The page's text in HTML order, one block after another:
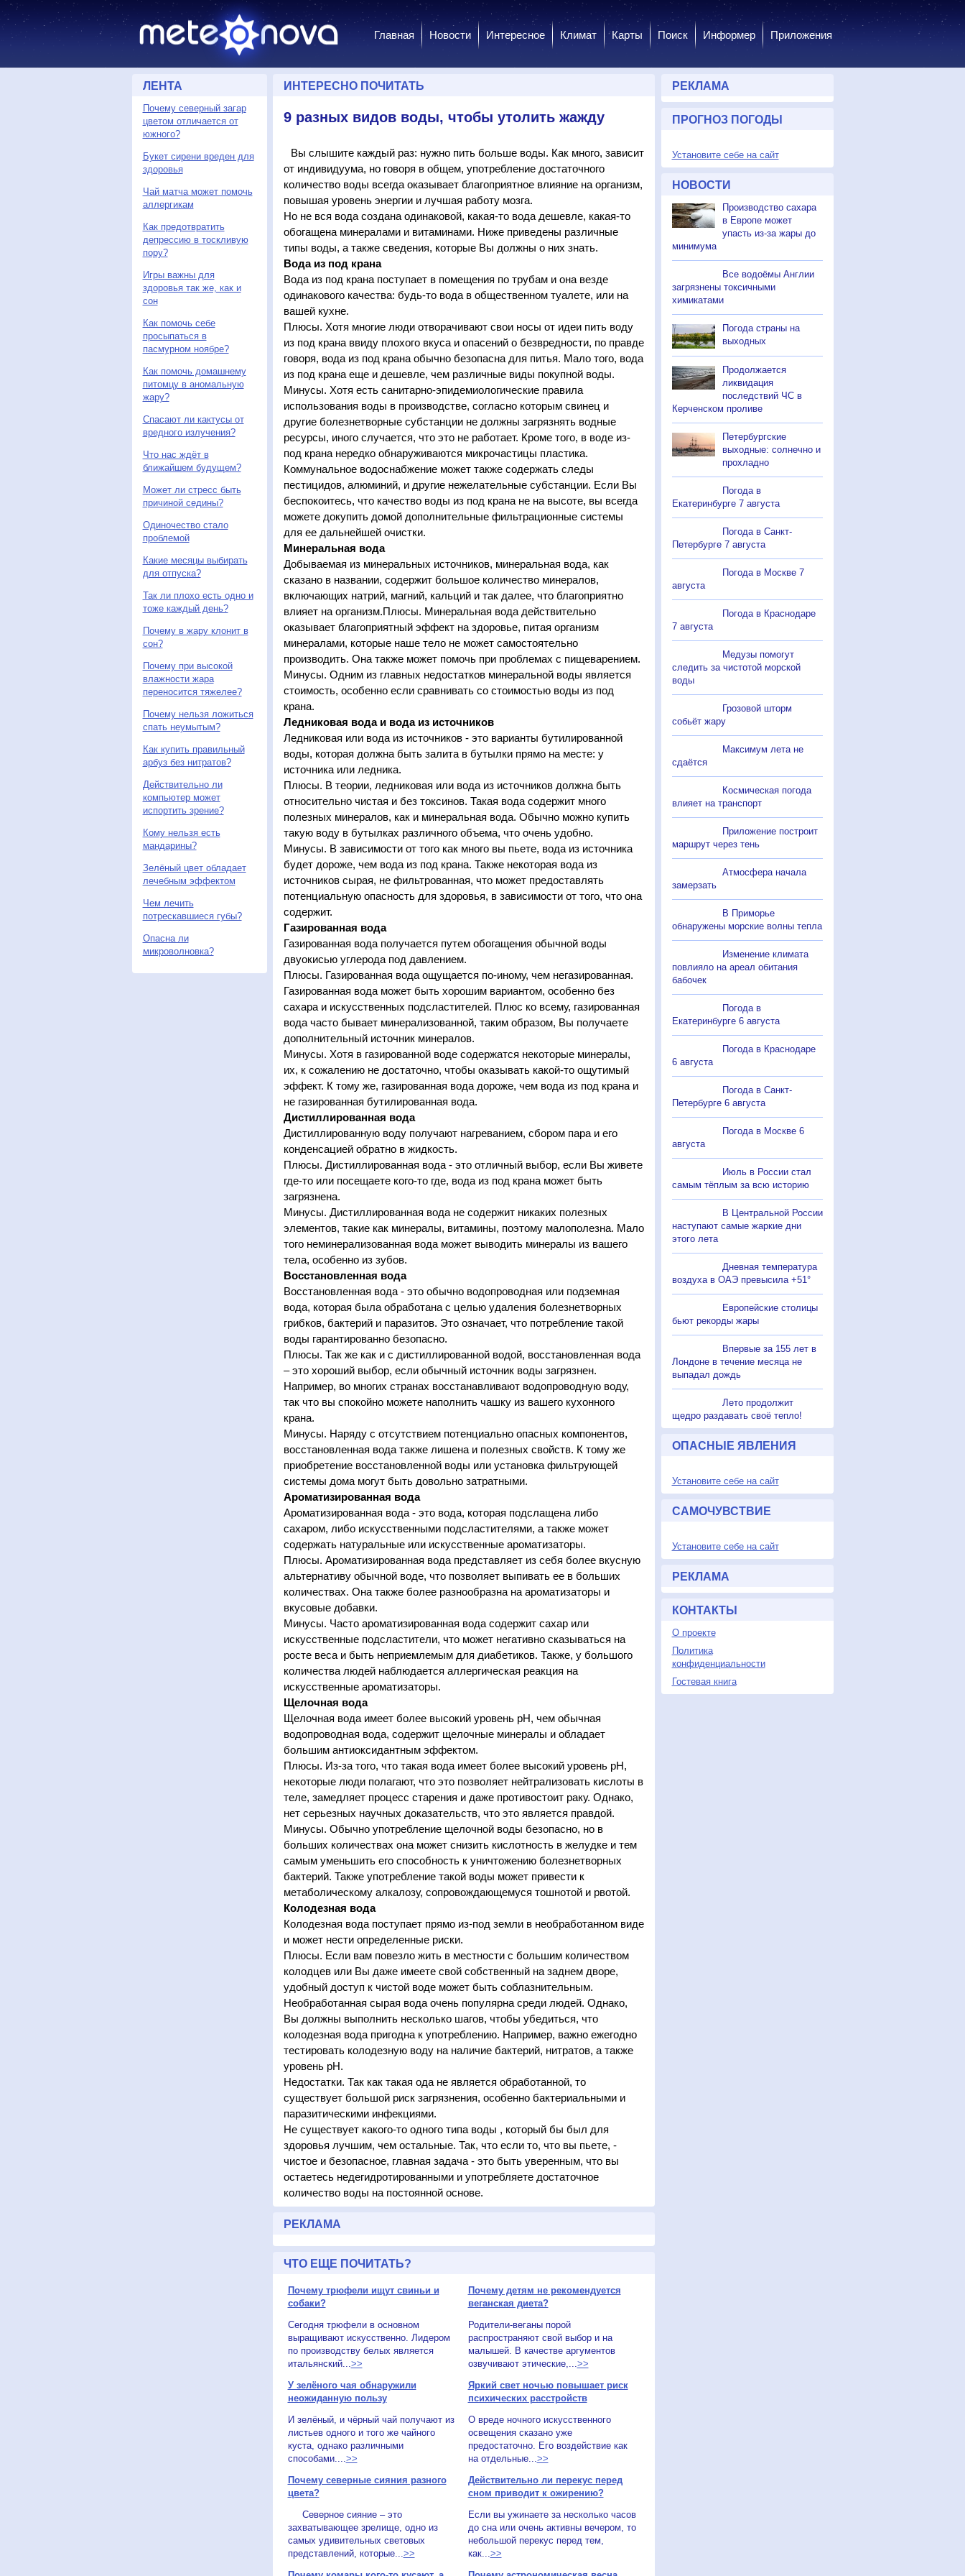
Главная Новости Интересное Климат Карты Поиск Информер Приложения
ЛЕНТА
Почему северный загар
цветом отличается от
южного?
Букет сирени вреден для
здоровья
Чай матча может помочь
аллергикам
Как предотвратить
депрессию в тоскливую
пору?
Игры важны для
здоровья так же, как и
сон
Как помочь себе
просыпаться в
пасмурном ноябре?
Как помочь домашнему
питомцу в аномальную
жару?
Спасают ли кактусы от
вредного излучения?
Что нас ждёт в
ближайшем будущем?
Может ли стресс быть
причиной седины?
Одиночество стало
проблемой
Какие месяцы выбирать
для отпуска?
Так ли плохо есть одно и
тоже каждый день?
Почему в жару клонит в
сон?
Почему при высокой
влажности жара
переносится тяжелее?
Почему нельзя ложиться
спать неумытым?
Как купить правильный
арбуз без нитратов?
Действительно ли
компьютер может
испортить зрение?
Кому нельзя есть
мандарины?
Зелёный цвет обладает
лечебным эффектом
Чем лечить
потрескавшиеся губы?
Опасна ли
микроволновка?
ИНТЕРЕСНО ПОЧИТАТЬ
9 разных видов воды, чтобы утолить жажду
Вы слышите каждый раз: нужно пить больше воды. Как много, зависит
от индивидуума, но говоря в общем, употребление достаточного
количество воды всегда оказывает благоприятное влияние на организм,
повышая уровень энергии и лучшая работу мозга.
Но не вся вода создана одинаковой, какая-то вода дешевле, какая-то
обогащена минералами и витаминами. Ниже приведены различные
типы воды, а также сведения, которые Вы должны о них знать.
Вода из под крана
Вода из под крана поступает в помещения по трубам и она везде
одинакового качества: будь-то вода в общественном туалете, или на
вашей кухне.
Плюсы. Хотя многие люди отворачивают свои носы от идеи пить воду
из под крана ввиду плохого вкуса и опасений о безвредности, по правде
говоря, вода из под крана обычно безопасна для питья. Мало того, вода
из под крана еще и дешевле, чем различные виды покупной воды.
Минусы. Хотя есть санитарно-эпидемиологические правила
использования воды в производстве, согласно которым свинец и
другие болезнетворные субстанции не должны загрязнять водные
ресурсы, иного случается, что это не работает. Кроме того, в воде из-
под крана нередко обнаруживаются микрочастицы пластика.
Коммунальное водоснабжение может также содержать следы
пестицидов, алюминий, и другие нежелательные субстанции. Если Вы
беспокоитесь, что качество воды из под крана не на высоте, вы всегда
можете докупить домой дополнительные фильтрационные системы
для ее дальнейшей очистки.
Минеральная вода
Добываемая из минеральных источников, минеральная вода, как
сказано в названии, содержит большое количество минералов,
включающих натрий, магний, кальций и так далее, что благоприятно
влияет на организм.Плюсы. Минеральная вода действительно
оказывает благоприятный эффект на здоровье, питая организм
минералами, которые наше тело не может самостоятельно
производить. Она также может помочь при проблемах с пищеварением.
Минусы. Одним из главных недостатков минеральной воды является
стоимость, особенно если сравнивать со стоимостью воды из под
крана.
Ледниковая вода и вода из источников
Ледниковая или вода из источников - это варианты бутилированной
воды, которая должна быть залита в бутылки прямо на месте: у
источника или ледника.
Плюсы. В теории, ледниковая или вода из источников должна быть
относительно чистая и без токсинов. Такая вода содержит много
полезных минералов, как и минеральная вода. Обычно можно купить
такую воду в бутылках различного объема, что очень удобно.
Минусы. В зависимости от того как много вы пьете, вода из источника
будет дороже, чем вода из под крана. Также некоторая вода из
источников сырая, не фильтрованная, что может предоставлять
потенциальную опасность для здоровья, в зависимости от того, что она
содержит.
Газированная вода
Газированная вода получается путем обогащения обычной воды
двуокисью углерода под давлением.
Плюсы. Газированная вода ощущается по-иному, чем негазированная.
Газированная вода может быть хорошим вариантом, особенно без
сахара и искусственных подсластителей. Плюс ко всему, газированная
вода часто бывает минерализованной, таким образом, Вы получаете
дополнительный источник минералов.
Минусы. Хотя в газированной воде содержатся некоторые минералы,
их, к сожалению не достаточно, чтобы оказывать какой-то ощутимый
эффект. К тому же, газированная вода дороже, чем вода из под крана и
не газированная бутилированная вода.
Дистиллированная вода
Дистиллированную воду получают нагреванием, сбором пара и его
конденсацией обратно в жидкость.
Плюсы. Дистиллированная вода - это отличный выбор, если Вы живете
где-то или посещаете кого-то где, вода из под крана может быть
загрязнена.
Минусы. Дистиллированная вода не содержит никаких полезных
элементов, такие как минералы, витамины, поэтому малополезна. Мало
того неминерализованная вода может выводить минералы из вашего
тела, особенно из зубов.
Восстановленная вода
Восстановленная вода - это обычно водопроводная или подземная
вода, которая была обработана с целью удаления болезнетворных
грибков, бактерий и паразитов. Это означает, что потребление такой
воды гарантированно безопасно.
Плюсы. Так же как и с дистиллированной водой, восстановленная вода
– это хороший выбор, если обычный источник воды загрязнен.
Например, во многих странах восстанавливают водопроводную воду,
так что вы спокойно можете наполнить чашку из вашего кухонного
крана.
Минусы. Наряду с отсутствием потенциально опасных компонентов,
восстановленная вода также лишена и полезных свойств. К тому же
приобретение восстановленной воды или установка фильтрующей
системы дома могут быть довольно затратными.
Ароматизированная вода
Ароматизированная вода - это вода, которая подслащена либо
сахаром, либо искусственными подсластителями, а также может
содержать натуральные или искусственные ароматизаторы.
Плюсы. Ароматизированная вода представляет из себя более вкусную
альтернативу обычной воде, что позволяет выпивать ее в больших
количествах. Она также более разнообразна на ароматизаторы и
вкусовые добавки.
Минусы. Часто ароматизированная вода содержит сахар или
искусственные подсластители, что может негативно сказываться на
росте веса и быть неприемлемым для диабетиков. Также, у большого
количества людей наблюдается аллергическая реакция на
искусственные ароматизаторы.
Щелочная вода
Щелочная вода имеет более высокий уровень рН, чем обычная
водопроводная вода, содержит щелочные минералы и обладает
большим антиоксидантным эффектом.
Плюсы. Из-за того, что такая вода имеет более высокий уровень рН,
некоторые люди полагают, что это позволяет нейтрализовать кислоты в
теле, замедляет процесс старения и даже противостоит раку. Однако,
нет серьезных научных доказательств, что это является правдой.
Минусы. Обычно употребление щелочной воды безопасно, но в
больших количествах она может снизить кислотность в желудке и тем
самым уменьшить его способность к уничтожению болезнетворных
бактерий. Также употребление такой воды может привести к
метаболическому алкалозу, сопровождающемуся тошнотой и рвотой.
Колодезная вода
Колодезная вода поступает прямо из-под земли в необработанном виде
и может нести определенные риски.
Плюсы. Если вам повезло жить в местности с большим количеством
колодцев или Вы даже имеете свой собственный на заднем дворе,
удобный доступ к чистой воде может быть соблазнительным.
Необработанная сырая вода очень популярна среди людей. Однако,
Вы должны выполнить несколько шагов, чтобы убедиться, что
колодезная вода пригодна к употреблению. Например, важно ежегодно
тестировать колодезную воду на наличие бактерий, нитратов, а также
уровень рН.
Недостатки. Так как такая ода не является обработанной, то
существует большой риск загрязнения, особенно бактериальными и
паразитическими инфекциями.
Не существует какого-то одного типа воды , который бы был для
здоровья лучшим, чем остальные. Так, что если то, что вы пьете, -
чистое и безопасное, главная задача - это быть уверенным, что вы
остаетесь недегидротированными и употребляете достаточное
количество воды на постоянной основе.
РЕКЛАМА
ЧТО ЕЩЕ ПОЧИТАТЬ?
Почему трюфели ищут свиньи и
собаки?
Сегодня трюфели в основном
выращивают искусственно. Лидером
по производству белых является
итальянский...>>
Почему детям не рекомендуется
веганская диета?
Родители-веганы порой
распространяют свой выбор и на
малышей. В качестве аргументов
озвучивают этические,...>>
У зелёного чая обнаружили
неожиданную пользу
И зелёный, и чёрный чай получают из
листьев одного и того же чайного
куста, однако различными
способами....>>
Яркий свет ночью повышает риск
психических расстройств
О вреде ночного искусственного
освещения сказано уже
предостаточно. Его воздействие как
на отдельные...>>
Почему северные сияния разного
цвета?
Северное сияние – это
захватывающее зрелище, одно из
самых удивительных световых
представлений, которые...>>
Действительно ли перекус перед
сном приводит к ожирению?
Если вы ужинаете за несколько часов
до сна или очень активны вечером, то
небольшой перекус перед тем,
как...>>
РЕКЛАМА
ПРОГНОЗ ПОГОДЫ
Установите себе на сайт
НОВОСТИ
Производство сахара
в Европе может
упасть из-за жары до
минимума
Все водоёмы Англии
загрязнены токсичными
химикатами
Погода страны на
выходных
Продолжается
ликвидация
последствий ЧС в
Керченском проливе
Петербургские
выходные: солнечно и
прохладно
Погода в
Екатеринбурге 7 августа
Погода в Санкт-
Петербурге 7 августа
Погода в Москве 7
августа
Погода в Краснодаре
7 августа
Медузы помогут
следить за чистотой морской
воды
Грозовой шторм
собьёт жару
Максимум лета не
сдаётся
Космическая погода
влияет на транспорт
Приложение построит
маршрут через тень
Атмосфера начала
замерзать
В Приморье
обнаружены морские волны тепла
Изменение климата
повлияло на ареал обитания
бабочек
Погода в
Екатеринбурге 6 августа
Погода в Краснодаре
6 августа
Погода в Санкт-
Петербурге 6 августа
Погода в Москве 6
августа
Июль в России стал
самым тёплым за всю историю
В Центральной России
наступают самые жаркие дни
этого лета
Дневная температура
воздуха в ОАЭ превысила +51°
Европейские столицы
бьют рекорды жары
Впервые за 155 лет в
Лондоне в течение месяца не
выпадал дождь
Лето продолжит
щедро раздавать своё тепло!
ОПАСНЫЕ ЯВЛЕНИЯ
Установите себе на сайт
САМОЧУВСТВИЕ
Установите себе на сайт
РЕКЛАМА
КОНТАКТЫ
О проекте
Политика
конфиденциальности
Гостевая книга